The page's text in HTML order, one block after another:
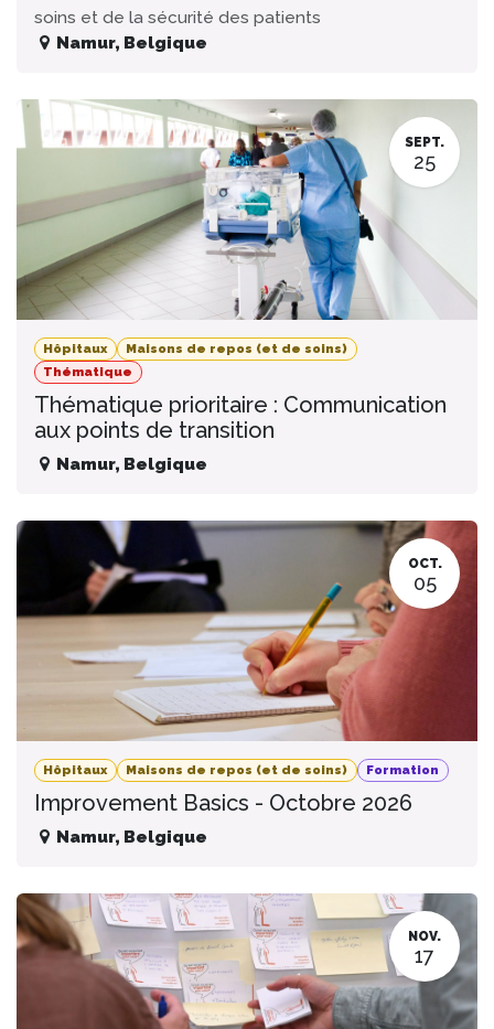
soins et de la sécurité des patients
Namur, Belgique
SEPT.
25
Hôpitaux
Maisons de repos (et de soins)
Thématique
Thématique prioritaire : Communication
aux points de transition
Namur, Belgique
OCT.
05
Hôpitaux Maisons de repos (et de soins) Formation
Improvement Basics - Octobre 2026
Namur, Belgique
NOV.
17